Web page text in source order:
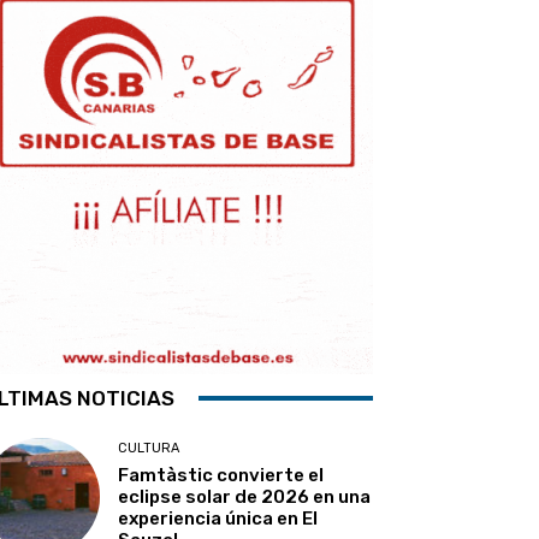
NOTICIAS
CULTURA
Famtàstic convierte el
eclipse solar de 2026 en una
experiencia única en El